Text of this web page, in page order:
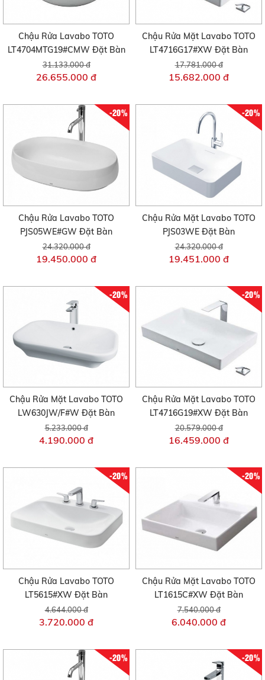
Chậu Rửa Lavabo TOTO
LT4704MTG19#CMW Đặt Bàn
31.133.000 đ
26.655.000 đ
Chậu Rửa Mặt Lavabo TOTO
LT4716G17#XW Đặt Bàn
17.781.000 đ
15.682.000 đ
-20%
Chậu Rửa Lavabo TOTO
PJS05WE#GW Đặt Bàn
24.320.000 đ
19.450.000 đ
-20%
Chậu Rửa Mặt Lavabo TOTO
PJS03WE Đặt Bàn
24.320.000 đ
19.451.000 đ
-20%
Chậu Rửa Mặt Lavabo TOTO
LW630JW/F#W Đặt Bàn
5.233.000 đ
4.190.000 đ
-20%
Chậu Rửa Mặt Lavabo TOTO
LT4716G19#XW Đặt Bàn
20.579.000 đ
16.459.000 đ
-20%
Chậu Rửa Lavabo TOTO
LT5615#XW Đặt Bàn
4.644.000 đ
3.720.000 đ
-20%
Chậu Rửa Mặt Lavabo TOTO
LT1615C#XW Đặt Bàn
7.540.000 đ
6.040.000 đ
-20% -20%